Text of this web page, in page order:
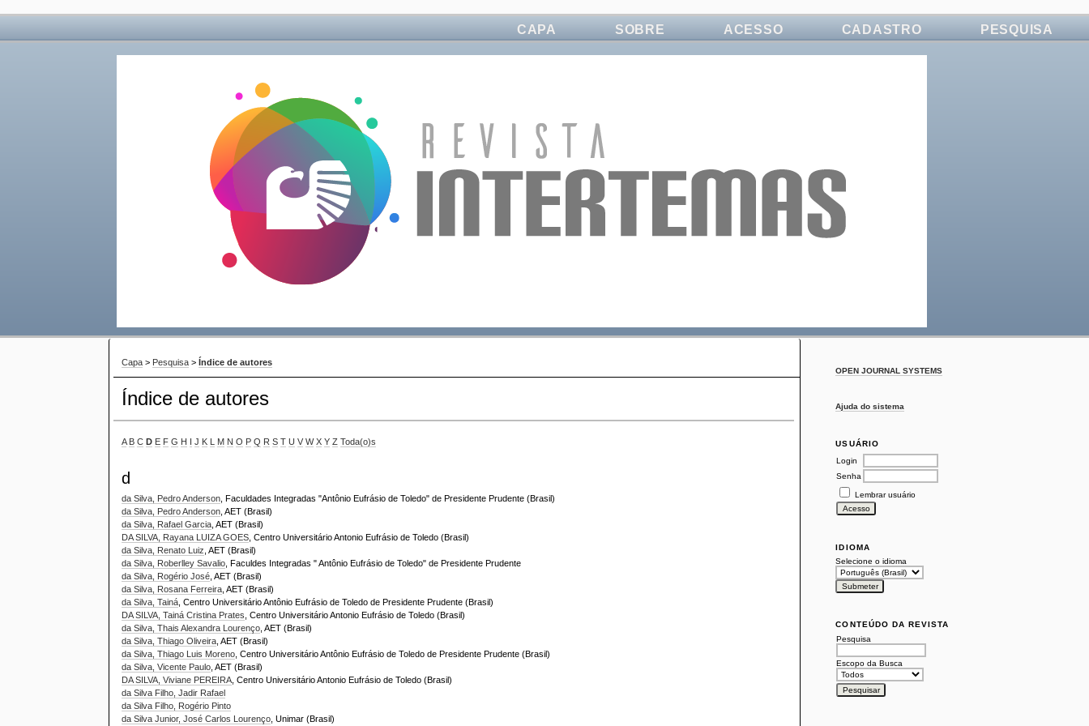
OPEN JOURNAL SYSTEMS
Ajuda do sistema
USUÁRIO
Login
Senha
Lembrar usuário
IDIOMA
Selecione o idioma
CONTEÚDO DA REVISTA
Pesquisa
Escopo da Busca
CAPA SOBRE ACESSO CADASTRO PESQUISA
Capa > Pesquisa >Índice de autores
Índice de autores
A B C D E F G H I J K L M N O P Q R S T U V W X Y Z Toda(o)s
d
da Silva, Pedro Anderson , Faculdades Integradas "Antônio Eufrásio de Toledo" de Presidente Prudente (Brasil)
da Silva, Pedro Anderson , AET (Brasil)
da Silva, Rafael Garcia , AET (Brasil)
DA SILVA, Rayana LUIZA GOES , Centro Universitário Antonio Eufrásio de Toledo (Brasil)
da Silva, Renato Luiz , AET (Brasil)
da Silva, Roberlley Savalio , Faculdes Integradas " Antônio Eufrásio de Toledo" de Presidente Prudente
da Silva, Rogério José , AET (Brasil)
da Silva, Rosana Ferreira , AET (Brasil)
da Silva, Tainá , Centro Universitário Antônio Eufrásio de Toledo de Presidente Prudente (Brasil)
DA SILVA, Tainá Cristina Prates , Centro Universitário Antonio Eufrásio de Toledo (Brasil)
da Silva, Thais Alexandra Lourenço , AET (Brasil)
da Silva, Thiago Oliveira , AET (Brasil)
da Silva, Thiago Luis Moreno , Centro Universitário Antônio Eufrásio de Toledo de Presidente Prudente (Brasil)
da Silva, Vicente Paulo , AET (Brasil)
DA SILVA, Viviane PEREIRA , Centro Universitário Antonio Eufrásio de Toledo (Brasil)
da Silva Filho, Jadir Rafael
da Silva Filho, Rogério Pinto
da Silva Junior, José Carlos Lourenço , Unimar (Brasil)